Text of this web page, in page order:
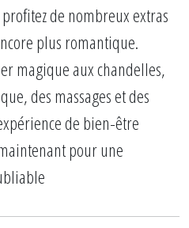
de nombreux extras
plus romantique.
magique aux chandelles,
des massages et des
de bien-être
pour une